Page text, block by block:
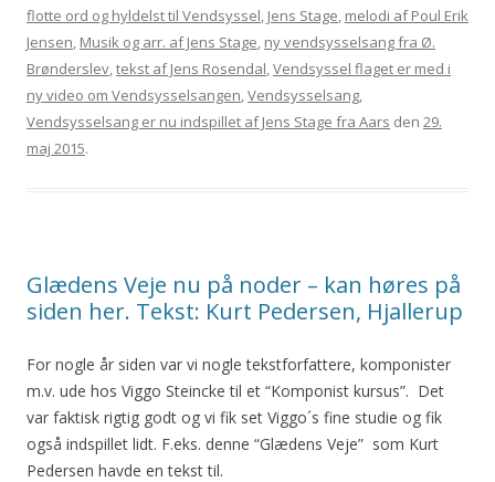
flotte ord og hyldelst til Vendsyssel, Jens Stage, melodi af Poul Erik
Jensen, Musik og arr. af Jens Stage, ny vendsysselsang fra Ø.
Brønderslev,tekst af Jens Rosendal,Vendsyssel flaget er med i
ny video om Vendsysselsangen,Vendsysselsang,
Vendsysselsang er nu indspillet af Jens Stage fra Aars den 29.
maj 2015.
Glædens Veje nu på noder – kan høres på
siden her. Tekst: Kurt Pedersen, Hjallerup
For nogle år siden var vi nogle tekstforfattere, komponister
m.v. ude hos Viggo Steincke til et “Komponist kursus”. Det
var faktisk rigtig godt og vi fik set Viggo´s fine studie og fik
også indspillet lidt. F.eks. denne “Glædens Veje” som Kurt
Pedersen havde en tekst til.